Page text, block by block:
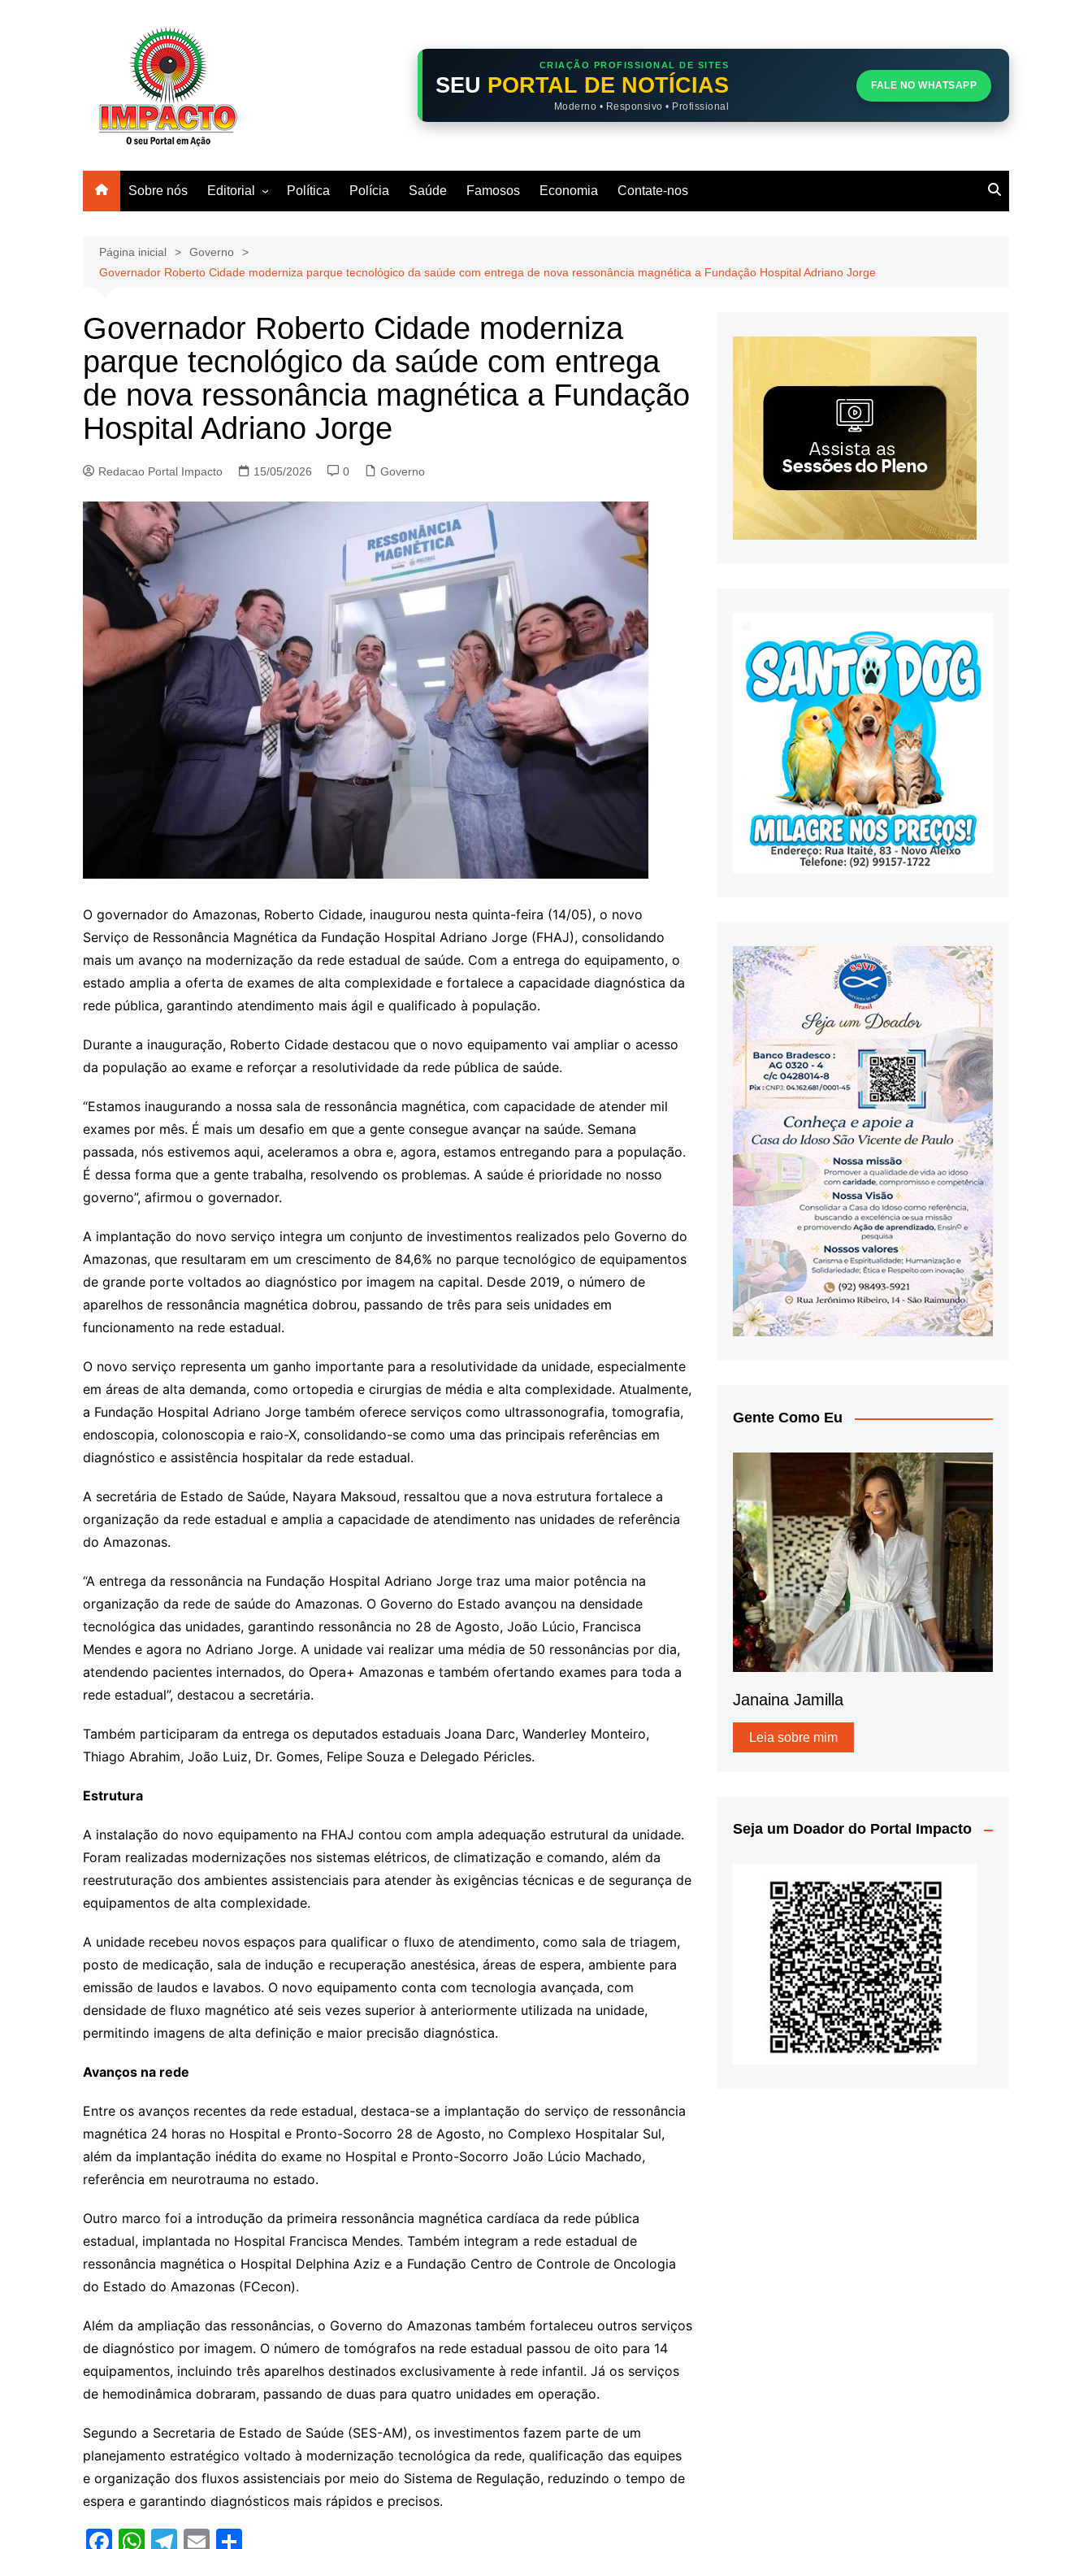
CRIAÇÃO PROFISSIONAL DE SITES
SEU PORTAL DE NOTÍCIAS
Moderno • Responsivo • Profissional
FALE NO WHATSAPP
Sobre nós Editorial
Manaus
Brasil
Política Polícia Saúde Famosos Economia Contate-nos
Página inicial
Governo
Governador Roberto Cidade moderniza parque tecnológico da saúde com entrega de nova ressonância magnética a Fundação Hospital Adriano Jorge
Governador Roberto Cidade moderniza
parque tecnológico da saúde com entrega
de nova ressonância magnética a Fundação
Hospital Adriano Jorge
Redacao Portal Impacto 15/05/2026 0 Governo
O governador do Amazonas, Roberto Cidade, inaugurou nesta quinta-feira (14/05), o novo
Serviço de Ressonância Magnética da Fundação Hospital Adriano Jorge (FHAJ), consolidando
mais um avanço na modernização da rede estadual de saúde. Com a entrega do equipamento, o
estado amplia a oferta de exames de alta complexidade e fortalece a capacidade diagnóstica da
rede pública, garantindo atendimento mais ágil e qualificado à população.
Durante a inauguração, Roberto Cidade destacou que o novo equipamento vai ampliar o acesso
da população ao exame e reforçar a resolutividade da rede pública de saúde.
“Estamos inaugurando a nossa sala de ressonância magnética, com capacidade de atender mil
exames por mês. É mais um desafio em que a gente consegue avançar na saúde. Semana
passada, nós estivemos aqui, aceleramos a obra e, agora, estamos entregando para a população.
É dessa forma que a gente trabalha, resolvendo os problemas. A saúde é prioridade no nosso
governo”, afirmou o governador.
A implantação do novo serviço integra um conjunto de investimentos realizados pelo Governo do
Amazonas, que resultaram em um crescimento de 84,6% no parque tecnológico de equipamentos
de grande porte voltados ao diagnóstico por imagem na capital. Desde 2019, o número de
aparelhos de ressonância magnética dobrou, passando de três para seis unidades em
funcionamento na rede estadual.
O novo serviço representa um ganho importante para a resolutividade da unidade, especialmente
em áreas de alta demanda, como ortopedia e cirurgias de média e alta complexidade. Atualmente,
a Fundação Hospital Adriano Jorge também oferece serviços como ultrassonografia, tomografia,
endoscopia, colonoscopia e raio-X, consolidando-se como uma das principais referências em
diagnóstico e assistência hospitalar da rede estadual.
A secretária de Estado de Saúde, Nayara Maksoud, ressaltou que a nova estrutura fortalece a
organização da rede estadual e amplia a capacidade de atendimento nas unidades de referência
do Amazonas.
“A entrega da ressonância na Fundação Hospital Adriano Jorge traz uma maior potência na
organização da rede de saúde do Amazonas. O Governo do Estado avançou na densidade
tecnológica das unidades, garantindo ressonância no 28 de Agosto, João Lúcio, Francisca
Mendes e agora no Adriano Jorge. A unidade vai realizar uma média de 50 ressonâncias por dia,
atendendo pacientes internados, do Opera+ Amazonas e também ofertando exames para toda a
rede estadual”, destacou a secretária.
Também participaram da entrega os deputados estaduais Joana Darc, Wanderley Monteiro,
Thiago Abrahim, João Luiz, Dr. Gomes, Felipe Souza e Delegado Péricles.
Estrutura
A instalação do novo equipamento na FHAJ contou com ampla adequação estrutural da unidade.
Foram realizadas modernizações nos sistemas elétricos, de climatização e comando, além da
reestruturação dos ambientes assistenciais para atender às exigências técnicas e de segurança de
equipamentos de alta complexidade.
A unidade recebeu novos espaços para qualificar o fluxo de atendimento, como sala de triagem,
posto de medicação, sala de indução e recuperação anestésica, áreas de espera, ambiente para
emissão de laudos e lavabos. O novo equipamento conta com tecnologia avançada, com
densidade de fluxo magnético até seis vezes superior à anteriormente utilizada na unidade,
permitindo imagens de alta definição e maior precisão diagnóstica.
Avanços na rede
Entre os avanços recentes da rede estadual, destaca-se a implantação do serviço de ressonância
magnética 24 horas no Hospital e Pronto-Socorro 28 de Agosto, no Complexo Hospitalar Sul,
além da implantação inédita do exame no Hospital e Pronto-Socorro João Lúcio Machado,
referência em neurotrauma no estado.
Outro marco foi a introdução da primeira ressonância magnética cardíaca da rede pública
estadual, implantada no Hospital Francisca Mendes. Também integram a rede estadual de
ressonância magnética o Hospital Delphina Aziz e a Fundação Centro de Controle de Oncologia
do Estado do Amazonas (FCecon).
Além da ampliação das ressonâncias, o Governo do Amazonas também fortaleceu outros serviços
de diagnóstico por imagem. O número de tomógrafos na rede estadual passou de oito para 14
equipamentos, incluindo três aparelhos destinados exclusivamente à rede infantil. Já os serviços
de hemodinâmica dobraram, passando de duas para quatro unidades em operação.
Segundo a Secretaria de Estado de Saúde (SES-AM), os investimentos fazem parte de um
planejamento estratégico voltado à modernização tecnológica da rede, qualificação das equipes
e organização dos fluxos assistenciais por meio do Sistema de Regulação, reduzindo o tempo de
espera e garantindo diagnósticos mais rápidos e precisos.
F
W T
E
Gente Como Eu
Janaina Jamilla
Leia sobre mim
Seja um Doador do Portal Impacto